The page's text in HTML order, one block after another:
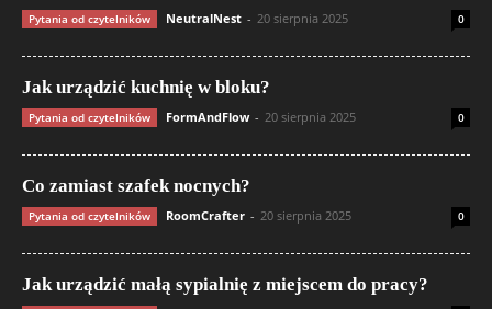
Pytania od czytelników NeutralNest - 20 sierpnia 2025 0
Jak urządzić kuchnię w bloku?
Pytania od czytelników FormAndFlow - 20 sierpnia 2025 0
Co zamiast szafek nocnych?
Pytania od czytelników RoomCrafter - 20 sierpnia 2025 0
Jak urządzić małą sypialnię z miejscem do pracy?